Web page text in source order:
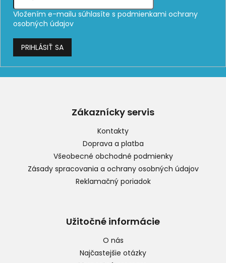
Vložením e-mailu súhlasíte s podmienkami ochrany
osobných údajov
PRIHLÁSIŤ SA
Zákaznícky servis
Kontakty
Doprava a platba
Všeobecné obchodné podmienky
Zásady spracovania a ochrany osobných údajov
Reklamačný poriadok
Užitočné informácie
O nás
Najčastejšie otázky